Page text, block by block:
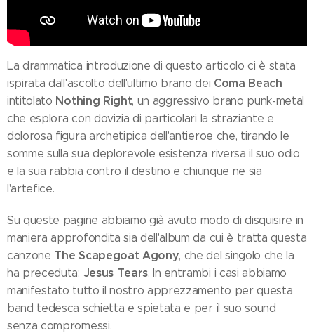
La drammatica introduzione di questo articolo ci è stata
ispirata dall'ascolto dell'ultimo brano dei Coma Beach
intitolato Nothing Right, un aggressivo brano punk-metal
che esplora con dovizia di particolari la straziante e
dolorosa figura archetipica dell'antieroe che, tirando le
somme sulla sua deplorevole esistenza riversa il suo odio
e la sua rabbia contro il destino e chiunque ne sia
l'artefice.
Su queste pagine abbiamo già avuto modo di disquisire in
maniera approfondita sia dell'album da cui è tratta questa
canzone The Scapegoat Agony, che del singolo che la
ha preceduta: Jesus Tears. In entrambi i casi abbiamo
manifestato tutto il nostro apprezzamento per questa
band tedesca schietta e spietata e per il suo sound
senza compromessi.